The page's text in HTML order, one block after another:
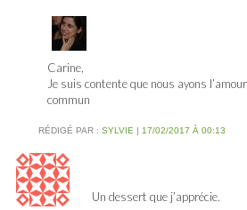
Carine,
Je suis contente que nous ayons
commun
RÉDIGÉ PAR : SYLVIE | 17/02/2017 À 00:13
Un dessert que j’apprécie.